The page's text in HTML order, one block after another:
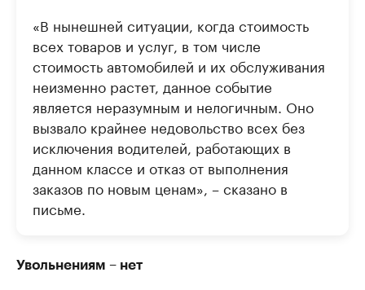
«В нынешней ситуации, когда стоимость
всех товаров и услуг, в том числе
стоимость автомобилей и их обслуживания
неизменно растет, данное событие
является неразумным и нелогичным. Оно
вызвало крайнее недовольство всех без
исключения водителей, работающих в
данном классе и отказ от выполнения
заказов по новым ценам», – сказано в
письме.
Увольнениям – нет